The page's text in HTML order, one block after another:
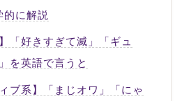
に解説
「好きすぎて滅」「ギュ
を英語で言うと
ブ系】「まじオワ」「にゃ